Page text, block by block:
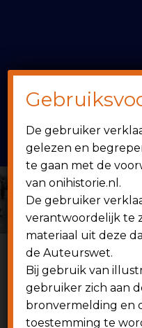
inhoud
sidebar
Rechts
1949
6
ONI 1: 2019-
Achterste rij
De gebruiker
gelezen en
te gaan met de
van onihistorie.nl.
De gebruiker
verantwoordelijk te
materiaal uit deze
de Auteurswet.
Bij gebruik van
gebruiker zich aan
bronvermelding en
toestemming te